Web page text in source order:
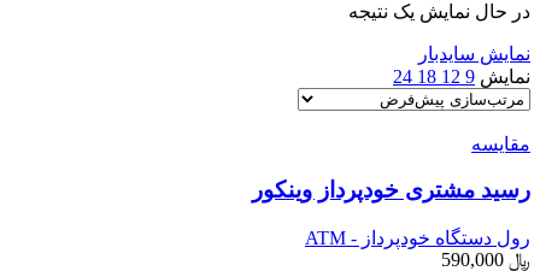
در حال نمایش یک نتیجه
نمایش سایدبار
نمایش 9
12
18
24
مقایسه
رسید مشتری خودپرداز وینکور
رول دستگاه خودپرداز - ATM
﷼